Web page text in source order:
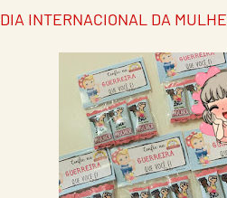
DIA INTERNACIONAL DA